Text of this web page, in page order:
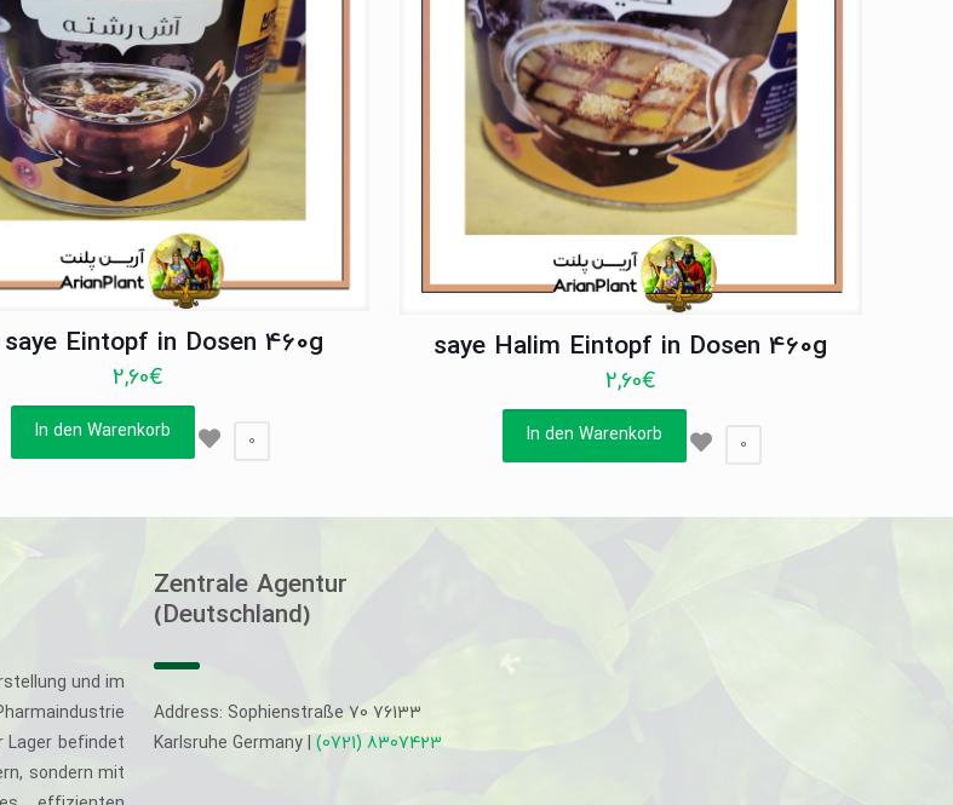
Eintopf in Dosen 460g
2,60€
In den Warenkorb 0
saye Halim Eintopf in Dosen 460g
2,60€
In den Warenkorb 0
und im
Lager befindet
sondern mit
Zentrale Agentur
(Deutschland)
Address: Sophienstraße 70 76133
Karlsruhe Germany | (0721) 8307423